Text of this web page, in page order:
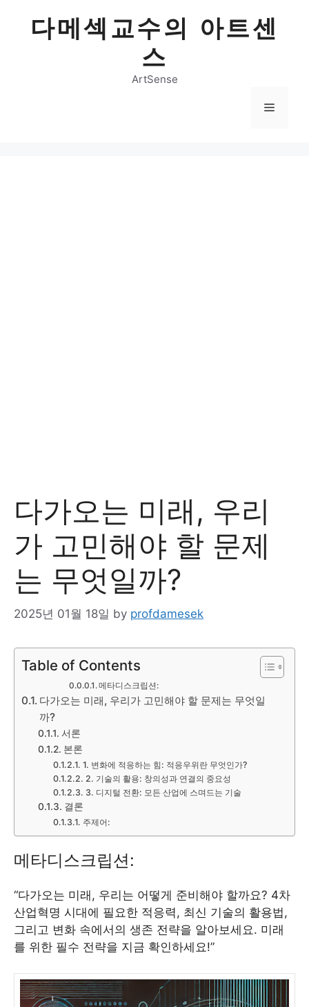
다메섹교수의 아트센
스
ArtSense
Menu
다가오는 미래, 우리
가 고민해야 할 문제
는 무엇일까?
2025년 01월 18일 by profdamesek
Table of Contents
메타디스크립션:
다가오는 미래, 우리가 고민해야 할 문제는 무엇일
까?
서론
본론
1. 변화에 적응하는 힘: 적응우위란 무엇인가?
2. 기술의 활용: 창의성과 연결의 중요성
3. 디지털 전환: 모든 산업에 스며드는 기술
결론
주제어:
메타디스크립션:
“다가오는 미래, 우리는 어떻게 준비해야 할까요? 4차
산업혁명 시대에 필요한 적응력, 최신 기술의 활용법,
그리고 변화 속에서의 생존 전략을 알아보세요. 미래
를 위한 필수 전략을 지금 확인하세요!”